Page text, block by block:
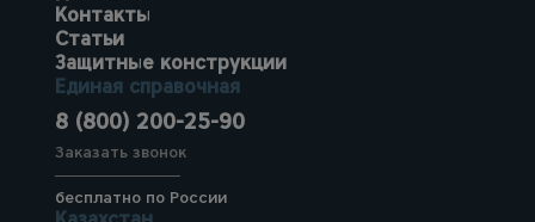
Контакты
Статьи
Защитные конструкции
Единая справочная
8 (800) 200-25-90
Заказать звонок
бесплатно по России